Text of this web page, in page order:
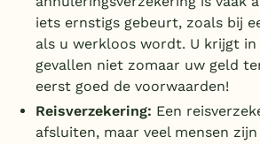
iets ernstigs gebeurt, zoals bij
als u werkloos wordt. U krijgt in
gevallen niet zomaar uw geld
eerst goed de voorwaarden!
Reisverzekering: Een
afsluiten, maar veel mensen